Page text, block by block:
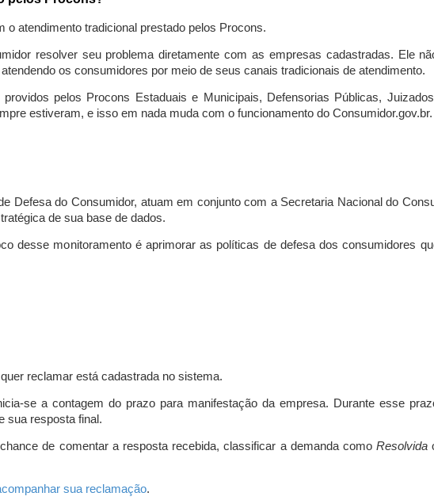
o atendimento tradicional prestado pelos Procons.
resolver seu problema diretamente com as empresas cadastradas. Ele
os consumidores por meio de seus canais tradicionais de atendimento.
pelos Procons Estaduais e Municipais, Defensorias Públicas,
estiveram, e isso em nada muda com o funcionamento do Consumidor.gov.br.
Defesa do Consumidor, atuam em conjunto com a Secretaria Nacional do
de sua base de dados.
desse monitoramento é aprimorar as políticas de defesa dos consumidores
reclamar está cadastrada no sistema.
se a contagem do prazo para manifestação da empresa. Durante esse
sua resposta final.
de comentar a resposta recebida, classificar a demanda comoResolvida
sua reclamação.